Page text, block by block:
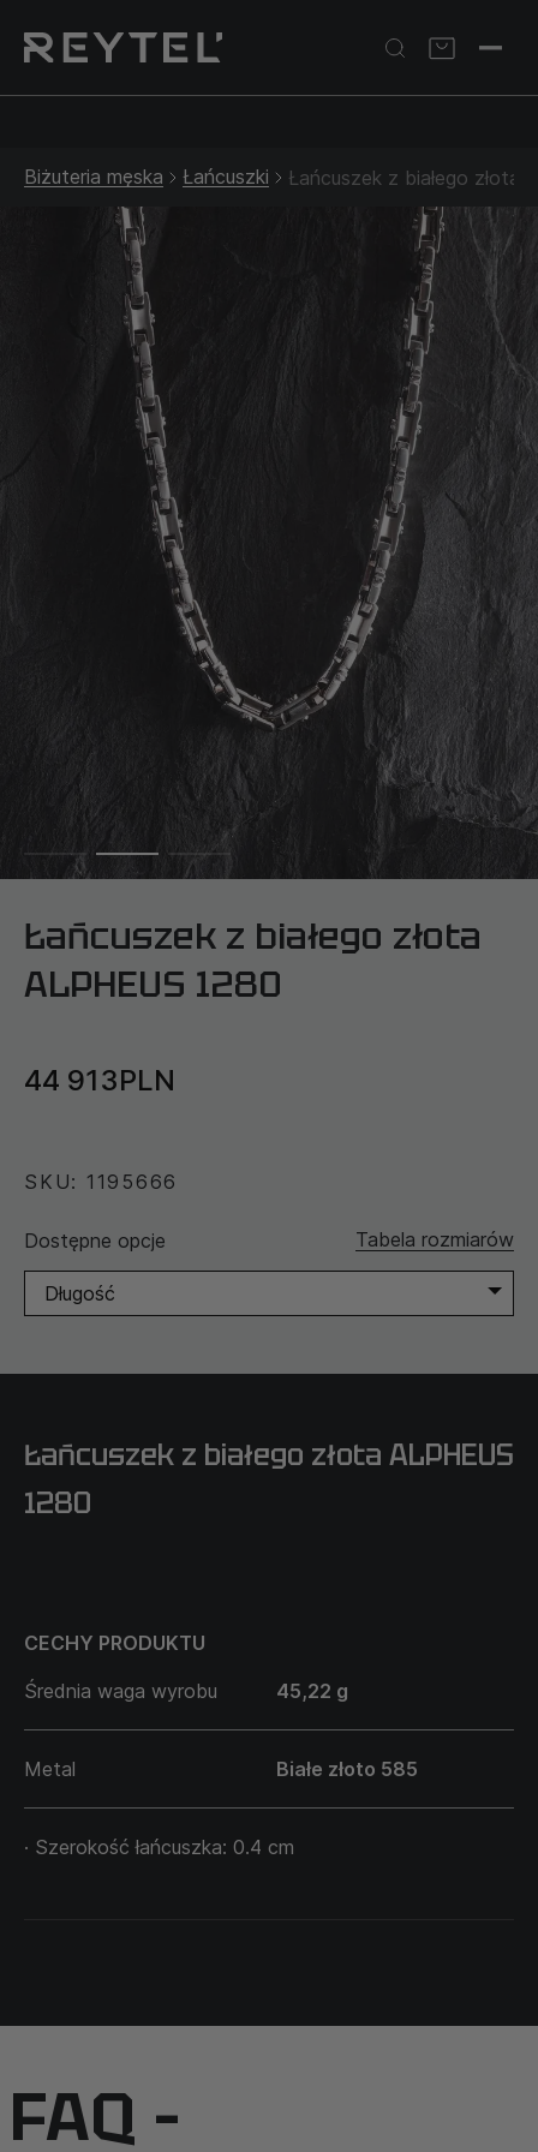
Złota biżuteria: –30% | Do 31.08
Biżuteria męska Łańcuszki Łańcuszek z białego złota
Łańcuszek z białego złota
ALPHEUS 1280
44 913PLN
SKU: 1195666
Dostępne opcje Tabela rozmiarów
Długość
Łańcuszek z białego złota ALPHEUS
1280
CECHY PRODUKTU
Średnia waga wyrobu
45,22 g
Metal Białe złoto 585
· Szerokość łańcuszka: 0.4 cm
FAQ –